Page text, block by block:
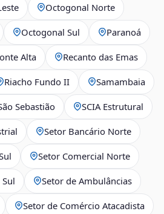
Octogonal Norte
Octogonal Sul Paranoá
Alta Recanto das Emas
Riacho Fundo II Samambaia
Sebastião SCIA Estrutural
Setor Bancário Norte
Setor Comercial Norte
Setor de Ambulâncias
Setor de Comércio Atacadista